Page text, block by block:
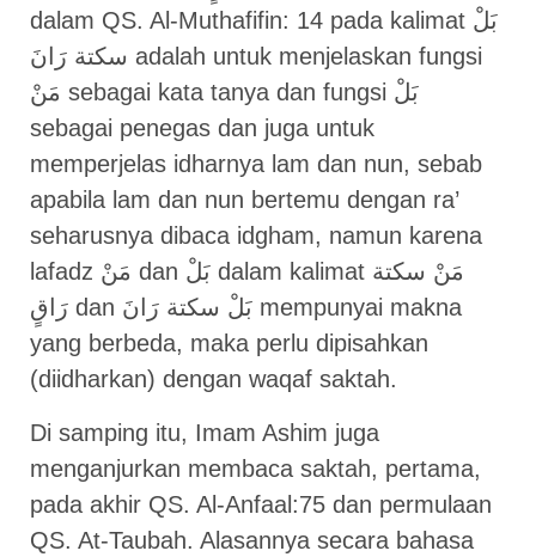
dalam QS. Al-Muthafifin: 14 pada kalimat بَلْ
سكتة رَانَ adalah untuk menjelaskan fungsi
مَنْ sebagai kata tanya dan fungsi بَلْ
sebagai penegas dan juga untuk
memperjelas idharnya lam dan nun, sebab
apabila lam dan nun bertemu dengan ra’
seharusnya dibaca idgham, namun karena
lafadz مَنْ dan بَلْ dalam kalimat مَنْ سكتة
رَاقٍ dan بَلْ سكتة رَانَ mempunyai makna
yang berbeda, maka perlu dipisahkan
(diidharkan) dengan waqaf saktah.
Di samping itu, Imam Ashim juga
menganjurkan membaca saktah, pertama,
pada akhir QS. Al-Anfaal:75 dan permulaan
QS. At-Taubah. Alasannya secara bahasa